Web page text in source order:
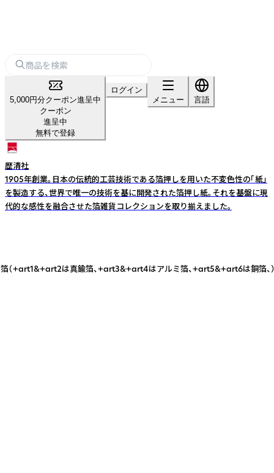
5,000円分クーポン進呈中
クーポン
進呈中
無料で登録
ログイン
メニュー
言語
歴清社
1905年創業。日本の伝統的工芸技術である箔押しを用いた不変色性の「紙」
を製造する、世界で唯一の技術を基に開発された箔押し紙。それを基盤に現
代的な感性を融合させた箔雑貨コレクションを取り揃えました。
は真鍮箔、+art3&+art4はアルミ箔、+art5&+art6は銅箔